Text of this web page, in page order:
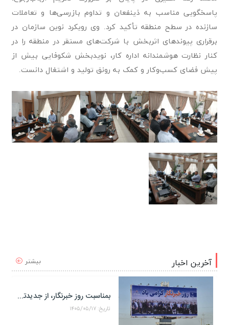
پاسخگویی مناسب به ذینفعان و تداوم بازرسی‌ها و تعاملات
سازنده در سطح منطقه تأکید کرد. وی رویکرد نوین سازمان در
برقراری پیوندهای اثربخش با شرکت‌های مستقر در منطقه را در
کنار نظارت هوشمندانه اداره کار، نویدبخش شکوفایی بیش از
پیش فضای کسب‌وکار و کمک به رونق تولید و اشتغال دانست.
بیشتر آخرین اخبار
بمناسبت روز خبرنگار، از جدیدترین دیوارنگاره منطقه ویژه اقتصادی پتروشیمی رونمایی شد
تاریخ: ۱۴۰۵/۰۵/۱۷